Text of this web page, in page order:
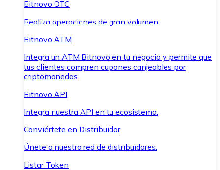
Bitnovo OTC
Realiza operaciones de gran volumen.
Bitnovo ATM
Integra un ATM Bitnovo en tu negocio y permite que
tus clientes compren cupones canjeables por
criptomonedas.
Bitnovo API
Integra nuestra API en tu ecosistema.
Conviértete en Distribuidor
Únete a nuestra red de distribuidores.
Listar Token